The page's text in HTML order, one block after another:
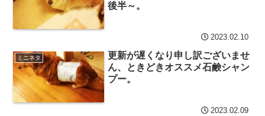
後半～。
2023.02.10
ミニネタ
更新が遅くなり申し訳ございませ
ん、ときどきオススメ石鹸シャン
プー。
2023.02.09